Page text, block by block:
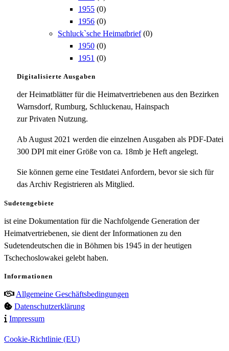
1955 (0)
1956 (0)
Schluck`sche Heimatbrief (0)
1950 (0)
1951 (0)
Digitalisierte Ausgaben
der Heimatblätter für die Heimatvertriebenen aus den Bezirken
Warnsdorf, Rumburg, Schluckenau, Hainspach
zur Privaten Nutzung.
Ab August 2021 werden die einzelnen Ausgaben als PDF-Datei
300 DPI mit einer Größe von ca. 18mb je Heft angelegt.
Sie können gerne eine Testdatei Anfordern, bevor sie sich für
das Archiv Registrieren als Mitglied.
Sudetengebiete
ist eine Dokumentation für die Nachfolgende Generation der
Heimatvertriebenen, sie dient der Informationen zu den
Sudetendeutschen die in Böhmen bis 1945 in der heutigen
Tschechoslowakei gelebt haben.
Informationen
Allgemeine Geschäftsbedingungen
Datenschutzerklärung
Impressum
Cookie-Richtlinie (EU)